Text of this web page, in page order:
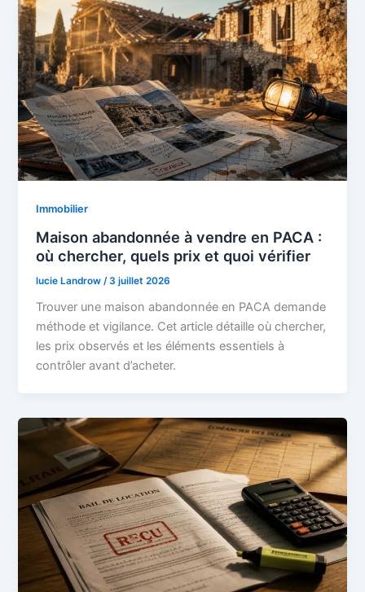
Immobilier
Maison abandonnée à vendre en PACA :
où chercher, quels prix et quoi vérifier
lucie Landrow /3 juillet 2026
Trouver une maison abandonnée en PACA demande
méthode et vigilance. Cet article détaille où chercher,
les prix observés et les éléments essentiels à
contrôler avant d’acheter.